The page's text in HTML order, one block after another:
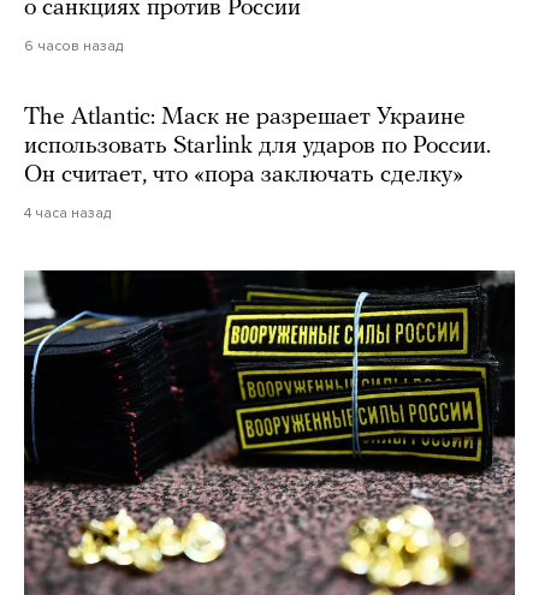
о санкциях против России
6 часов назад
The Atlantic: Маск не разрешает Украине
использовать Starlink для ударов по России.
Он считает, что «пора заключать сделку»
4 часа назад